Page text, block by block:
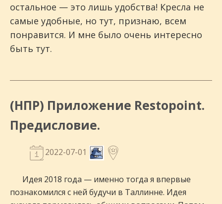
остальное — это лишь удобства! Кресла не
самые удобные, но тут, признаю, всем
понравится. И мне было очень интересно
быть тут.
(НПР) Приложение Restopoint.
Предисловие.
2022-07-01
Идея 2018 года — именно тогда я впервые
познакомился с ней будучи в Таллинне. Идея